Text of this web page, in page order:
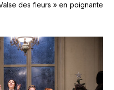
des fleurs » en poignante